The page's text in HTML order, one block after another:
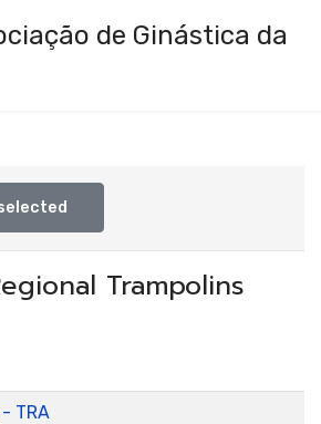
Trampolins
TRA